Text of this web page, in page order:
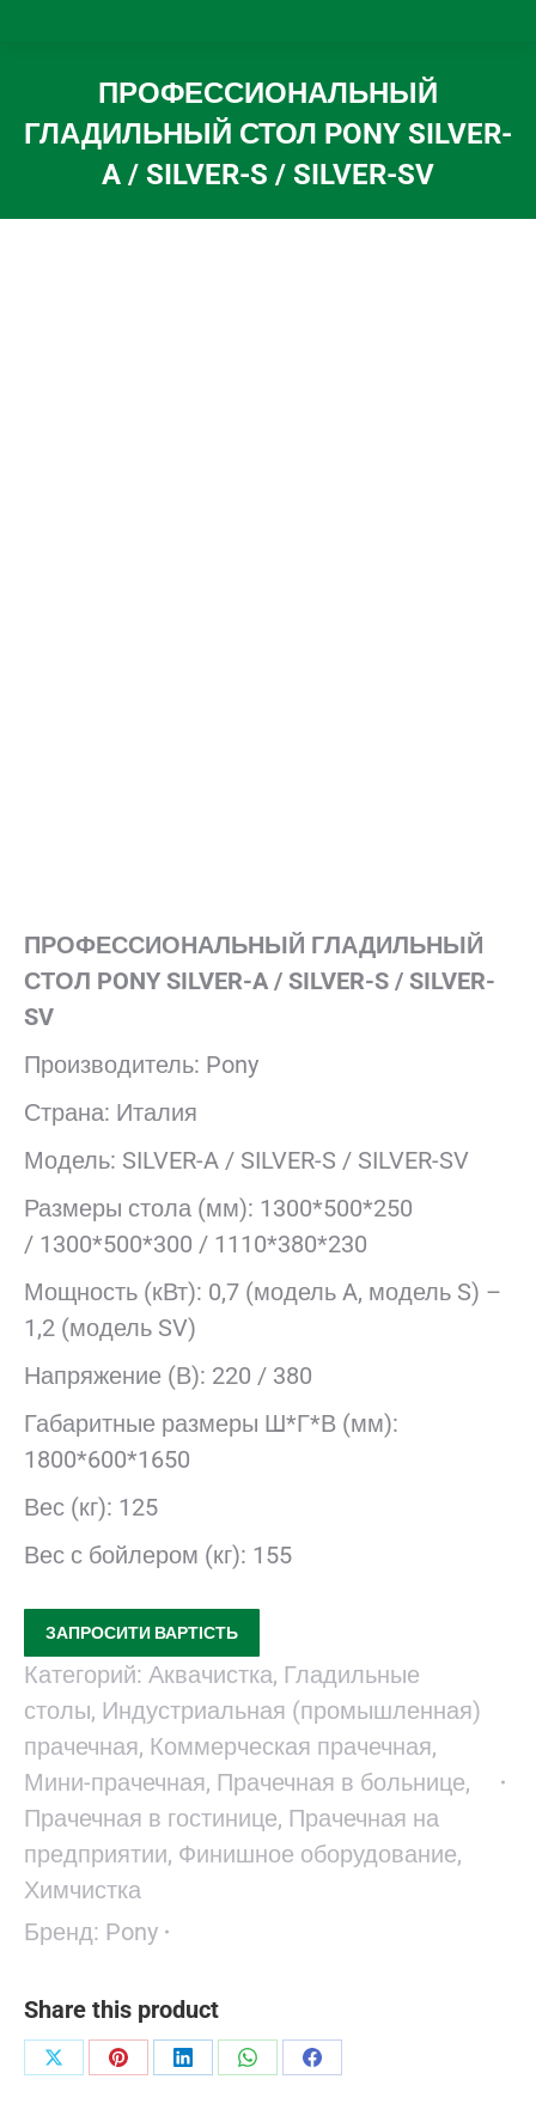
ПРОФЕССИОНАЛЬНЫЙ
ГЛАДИЛЬНЫЙ СТОЛ PONY SILVER-
A / SILVER-S / SILVER-SV
Вы здесь:
ПРОФЕССИОНАЛЬНЫЙ ГЛАДИЛЬНЫЙ
СТОЛ PONY SILVER-A / SILVER-S / SILVER-
SV
Производитель: Pony
Страна: Италия
Модель: SILVER-A / SILVER-S / SILVER-SV
Размеры стола (мм): 1300*500*250
/ 1300*500*300 / 1110*380*230
Мощность (кВт): 0,7 (модель A, модель S) –
1,2 (модель SV)
Напряжение (В): 220 / 380
Габаритные размеры Ш*Г*В (мм):
1800*600*1650
Вес (кг): 125
Вес с бойлером (кг): 155
ЗАПРОСИТИ ВАРТІСТЬ
Категорий: Аквачистка, Гладильные
столы, Индустриальная (промышленная)
прачечная, Коммерческая прачечная,
Мини-прачечная, Прачечная в больнице,
Прачечная в гостинице, Прачечная на
предприятии, Финишное оборудование,
Химчистка
Бренд: Pony
Share this product
ПоделитьсяПоделитьсяПоделитьсяПоделитьсяПоделиться